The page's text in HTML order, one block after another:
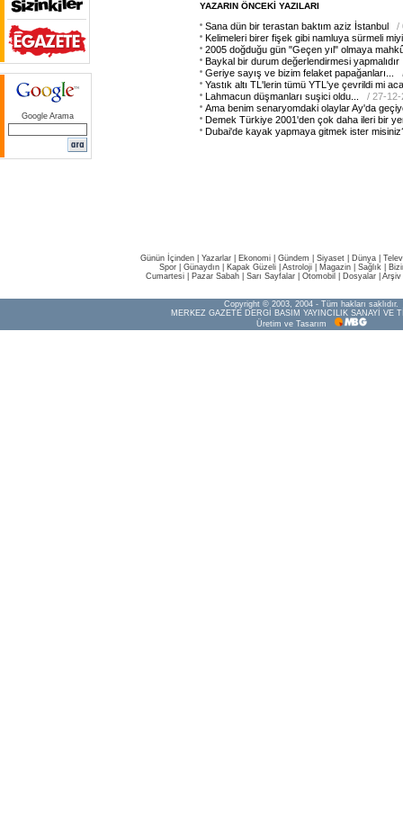
Google Arama
YAZARIN ÖNCEKİ YAZILARI
Sana dün bir terastan baktım aziz İstanbul
/
Kelimeleri birer fişek gibi namluya sürmeli
2005 doğduğu gün "Geçen yıl" olmaya
Baykal bir durum değerlendirmesi yapmalıdır
Geriye sayış ve bizim felaket papağanları...
Yastık altı TL'lerin tümü YTL'ye çevrildi mi
Lahmacun düşmanları suşici oldu...
/ 27-12-
Ama benim senaryomdaki olaylar Ay'da
Demek Türkiye 2001'den çok daha ileri bir
Dubai'de kayak yapmaya gitmek ister
Günün İçinden Yazarlar Ekonomi Gündem Siyaset Dünya |
Spor
Günaydın Kapak Güzeli Astroloji Magazin Sağlık
Cumartesi
Pazar Sabah Sarı Sayfalar Otomobil Dosyalar Arşiv
Copyright © 2003, 2004 - Tüm hakları saklıdır.
MERKEZ GAZETE DERGİ BASIM YAYINCILIK SANAYİ VE
Üretim ve Tasarım